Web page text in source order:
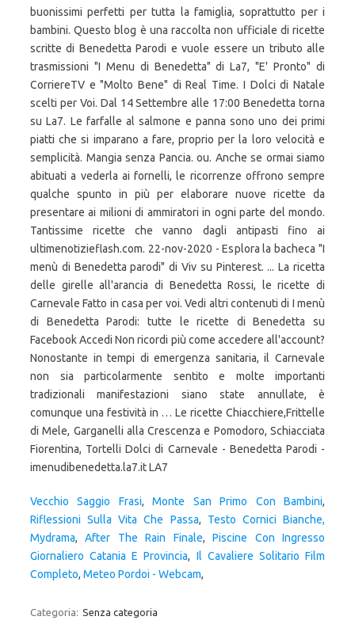
Vecchio Saggio Frasi,Monte San Primo Con Bambini,
Riflessioni Sulla Vita Che Passa, Testo Cornici Bianche,
Mydrama,After The Rain Finale,Piscine Con Ingresso
Giornaliero Catania E Provincia, Il Cavaliere Solitario Film
Completo, Meteo Pordoi - Webcam,
Categoria: Senza categoria